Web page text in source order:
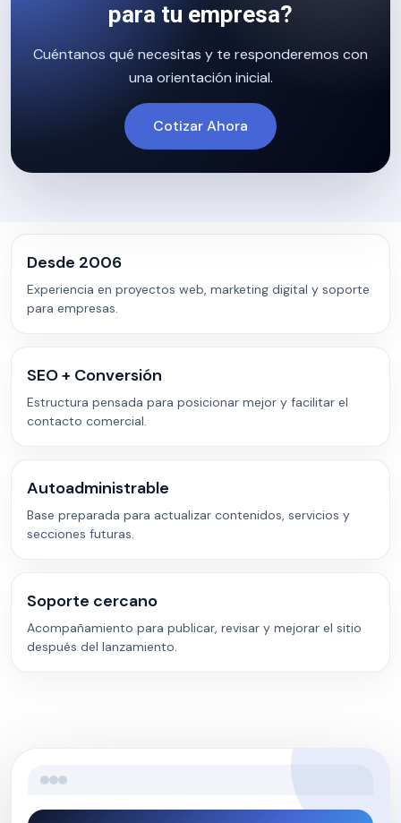
para tu empresa?
Cuéntanos qué necesitas y te responderemos con
una orientación inicial.
Cotizar Ahora
Desde 2006
Experiencia en proyectos web, marketing digital y soporte
para empresas.
SEO + Conversión
Estructura pensada para posicionar mejor y facilitar el
contacto comercial.
Autoadministrable
Base preparada para actualizar contenidos, servicios y
secciones futuras.
Soporte cercano
Acompañamiento para publicar, revisar y mejorar el sitio
después del lanzamiento.